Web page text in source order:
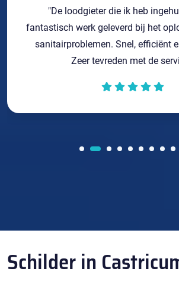
"De loodgieter die ik heb
fantastisch werk geleverd bij het
sanitairproblemen. Snel, efficiënt
Zeer tevreden met de
Schilder in